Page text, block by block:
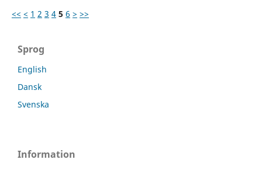
<< < 1 2 3 4 5 6 > >>
Sprog
English
Dansk
Svenska
Information